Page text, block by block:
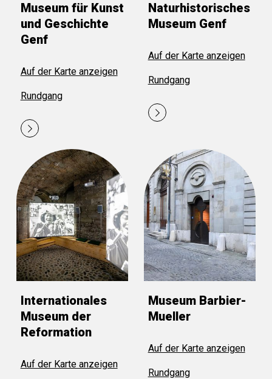
Museum für Kunst
und Geschichte
Genf
Auf der Karte anzeigen
Rundgang
Naturhistorisches
Museum Genf
Auf der Karte anzeigen
Rundgang
Internationales
Museum der
Reformation
Auf der Karte anzeigen
Museum Barbier-
Mueller
Auf der Karte anzeigen
Rundgang